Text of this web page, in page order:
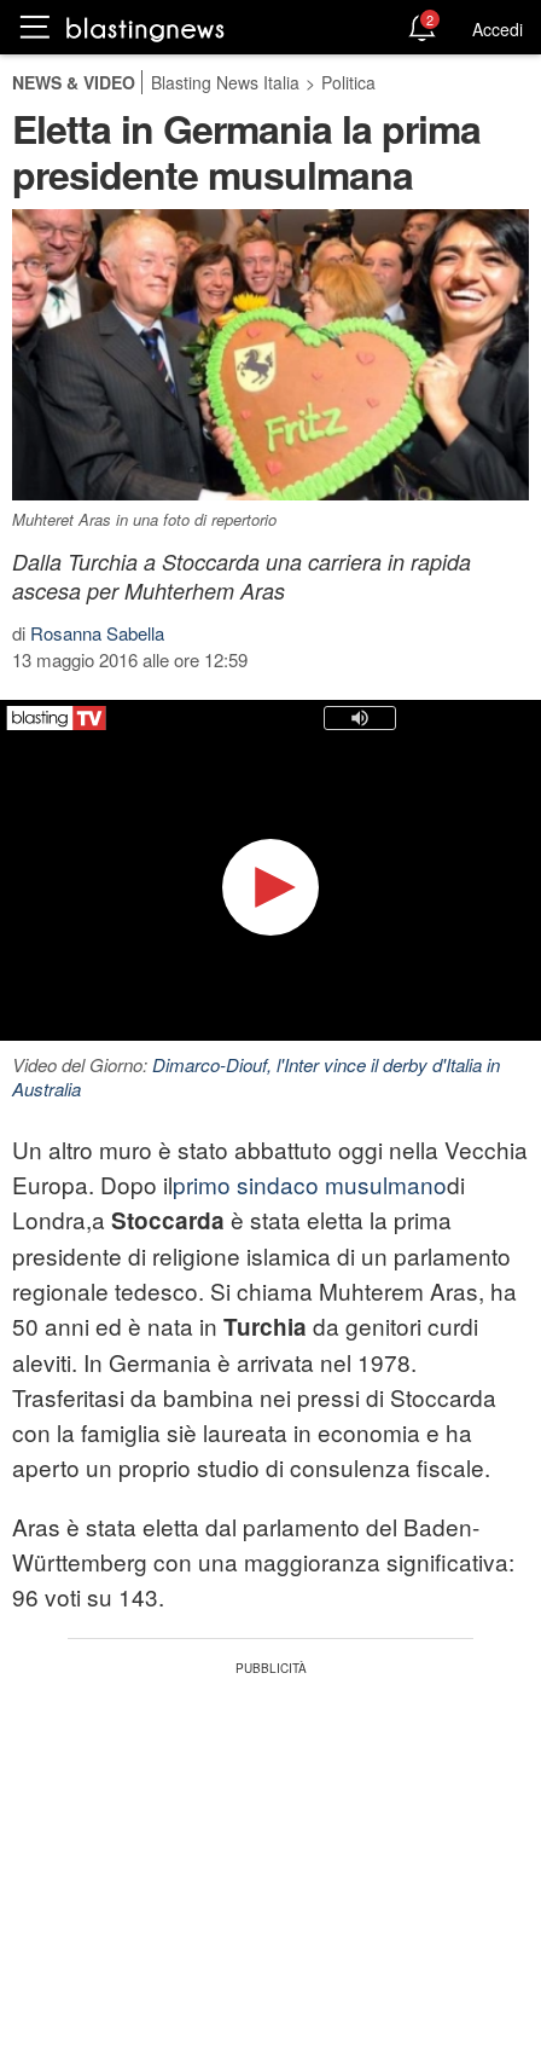
2 Accedi
NEWS & VIDEO Blasting News Italia > Politica
Eletta in Germania la prima
presidente musulmana
Muhteret Aras in una foto di repertorio
Dalla Turchia a Stoccarda una carriera in rapida
ascesa per Muhterhem Aras
di Rosanna Sabella
13 maggio 2016 alle ore 12:59
Video del Giorno:Dimarco-Diouf, l'Inter vince il derby d'Italia in
Australia
Un altro muro è stato abbattuto oggi nella Vecchia
Europa. Dopo ilprimo sindaco musulmanodi
Londra,a Stoccarda è stata eletta la prima
presidente di religione islamica di un parlamento
regionale tedesco. Si chiama Muhterem Aras, ha
50 anni ed è nata in Turchia da genitori curdi
aleviti. In Germania è arrivata nel 1978.
Trasferitasi da bambina nei pressi di Stoccarda
con la famiglia siè laureata in economia e ha
aperto un proprio studio di consulenza fiscale.
Aras è stata eletta dal parlamento del Baden-
Württemberg con una maggioranza significativa:
96 voti su 143.